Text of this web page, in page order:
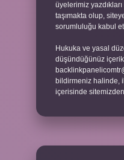
üyelerimiz
taşımakta olup,
sorumluluğu kabul
Hukuka ve yasal
düşündüğünüz
bildirmeniz halinde,
içerisinde sitemizden